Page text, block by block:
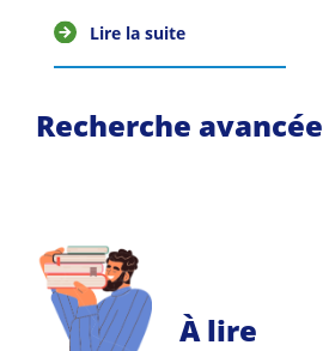
Lire la suite
Recherche avancée
À lire